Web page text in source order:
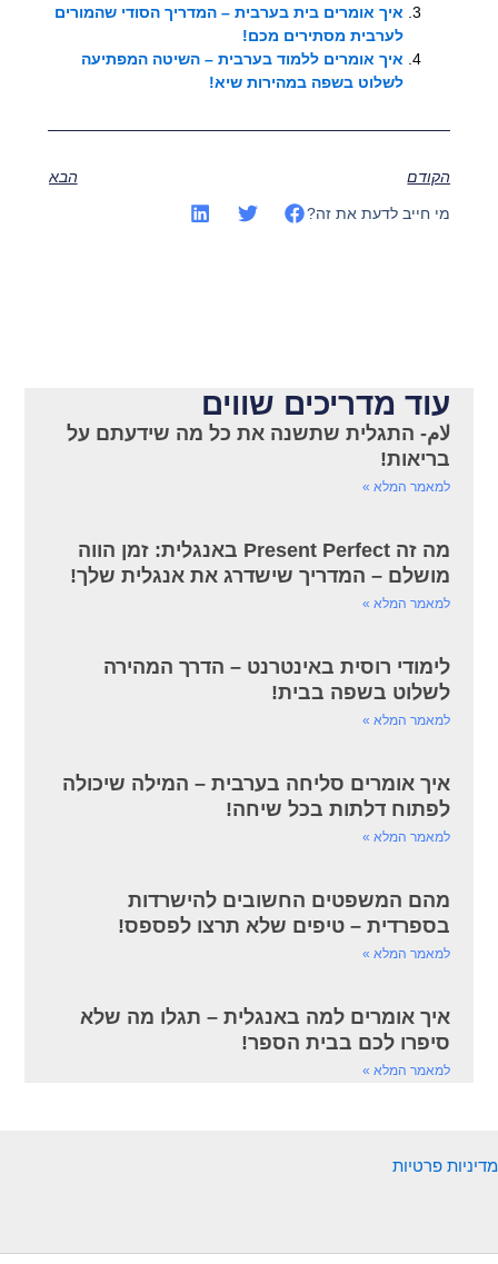
איך אומרים בית בערבית – המדריך הסודי שהמורים
לערבית מסתירים מכם!
איך אומרים ללמוד בערבית – השיטה המפתיעה
לשלוט בשפה במהירות שיא!
הקודם הבא
מי חייב לדעת את זה?
עוד מדריכים שווים
لام- התגלית שתשנה את כל מה שידעתם על
בריאות!
למאמר המלא »
מה זה Present Perfect באנגלית: זמן הווה
מושלם – המדריך שישדרג את אנגלית שלך!
למאמר המלא »
לימודי רוסית באינטרנט – הדרך המהירה
לשלוט בשפה בבית!
למאמר המלא »
איך אומרים סליחה בערבית – המילה שיכולה
לפתוח דלתות בכל שיחה!
למאמר המלא »
מהם המשפטים החשובים להישרדות
בספרדית – טיפים שלא תרצו לפספס!
למאמר המלא »
איך אומרים למה באנגלית – תגלו מה שלא
סיפרו לכם בבית הספר!
למאמר המלא »
מדיניות פרטיות